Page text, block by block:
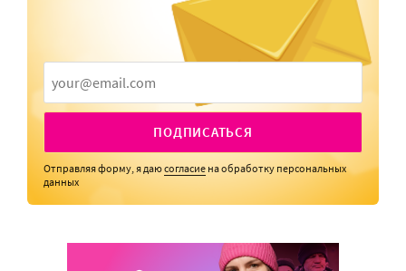
ПОДПИСАТЬСЯ
Отправляя форму, я даюсогласие на обработку персональных
данных